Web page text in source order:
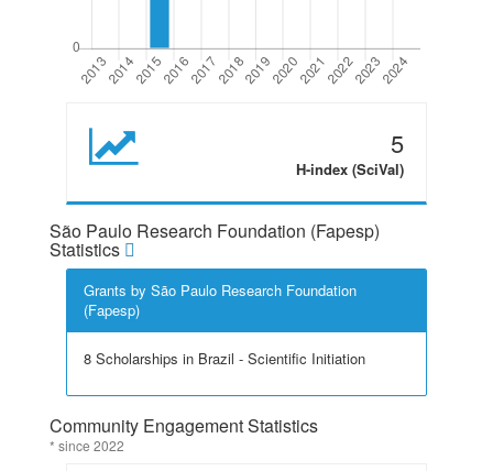
5
H-index (SciVal)
São Paulo Research Foundation (Fapesp)
Statistics
Grants by São Paulo Research Foundation
(Fapesp)
8 Scholarships in Brazil - Scientific Initiation
Community Engagement Statistics
* since 2022